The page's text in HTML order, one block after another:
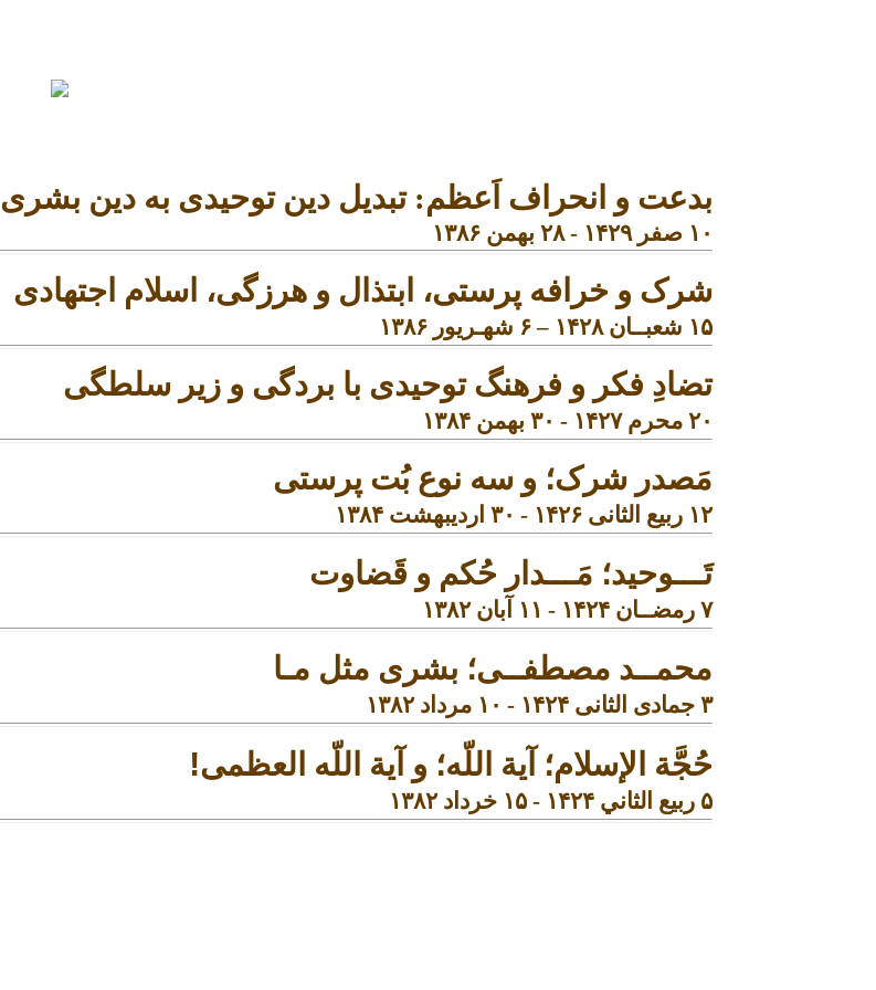
بدعت و انحراف اَعظم: تبدیل دین توحیدی به دین بشری
۱۰ صفر ۱۴۲۹ - ۲۸ بهمن ۱۳۸۶
شرک و خرافه پرستی، ابتذال و هرزگی، اسلام اجتهادی
۱۵ شعبــان ۱۴۲۸ – ۶ شهـریور ۱۳۸۶
تضادِ فکر و فرهنگ توحیدی با بردگی و زیر سلطگی
۲۰ محرم ۱۴۲۷ - ۳۰ بهمن ۱۳۸۴
مَصدر شرک؛ و سه نوعبُت پرستی
۱۲ ربیع الثانی ۱۴۲۶ - ۳۰ اردیبهشت ۱۳۸۴
تَـــوحید؛ مَـــد ار حُکم و قَضاوت
۷ رمضــان ۱۴۲۴ - ١١ آبان ١٣٨٢
محمــد مصطفــی؛ بشری مثل مـا
۳ جمادی الثانی ۱۴۲۴ - ۱۰ مرداد ۱۳۸۲
حُجَّة الإسلام؛ آية اللّه؛ و آية للّه العظمى!
۵ ربیع الثاني ۱۴۲۴ - ۱۵ خرداد۱۳۸۲